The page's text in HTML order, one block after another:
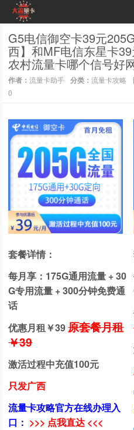
G5电信御空卡39元
西】和MF电信东星卡39
农村流量卡哪个信号好
作者：流量卡助手 分类：流量卡攻略
0
套餐详情：
每月享：175G通用流量 + 30
G专用流量 + 300分钟免费通
话
优惠月租￥39原套餐月租
￥39
激活过程中充值100元
只发广西
流量卡攻略官方在线办理入
口： >>> 点我直达 <<<